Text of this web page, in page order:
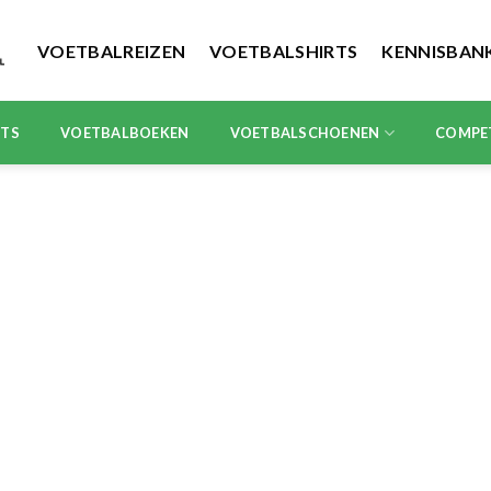
VOETBALREIZEN VOETBALSHIRTS
VOETBALBOEKEN VOETBALSCHOENEN